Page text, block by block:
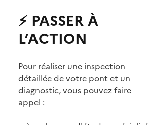
⚡ PASSER À
L’ACTION
Pour réaliser une inspection
détaillée de votre pont et un
diagnostic, vous pouvez faire
appel :